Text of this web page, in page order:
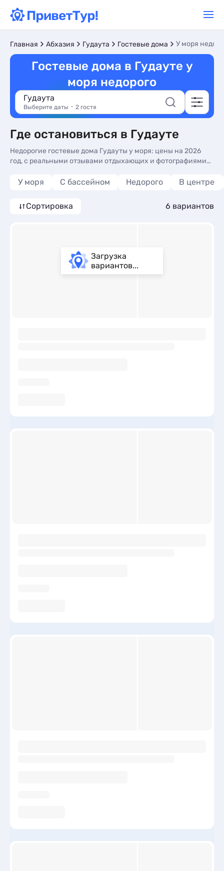
Главная Абхазия Гудаута Гостевые дома У моря
Гостевые дома в Гудауте у
моря недорого
Гудаута
Выберите даты 2 гостя
Где остановиться в Гудауте
Недорогие гостевые дома Гудауты у моря: цены на 2026
год, с реальными отзывами отдыхающих и фотографиями
недорогой отдых на Чёрном море без посредников - более
в номере и 3-х раз. питанием.
У моря С бассейном Недорого В центре
Сортировка 6 вариантов
Загрузка
вариантов...